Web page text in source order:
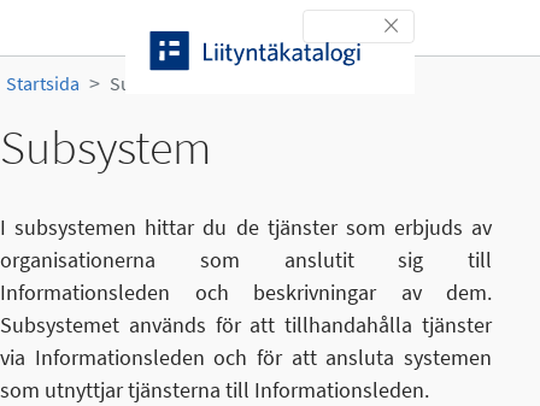
Toggle navigation
Startsida Subsystem
Subsystem
I subsystemen hittar du de tjänster som erbjuds av
organisationerna som anslutit sig till
Informationsleden och beskrivningar av dem.
Subsystemet används för att tillhandahålla tjänster
via Informationsleden och för att ansluta systemen
som utnyttjar tjänsterna till Informationsleden.